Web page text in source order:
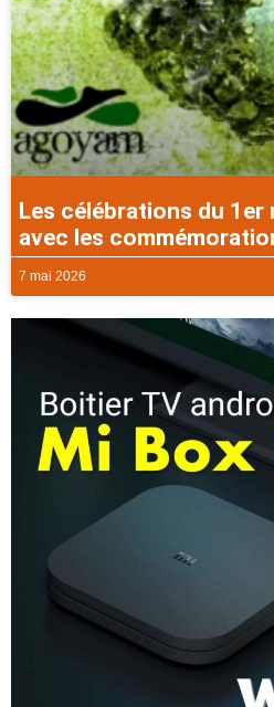
Les célébrations du
avec les
7 mai 2026